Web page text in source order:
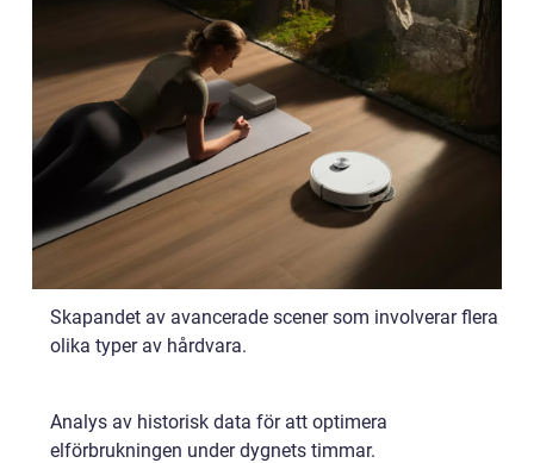
Skapandet av avancerade scener som involverar flera
olika typer av hårdvara.
Analys av historisk data för att optimera
elförbrukningen under dygnets timmar.